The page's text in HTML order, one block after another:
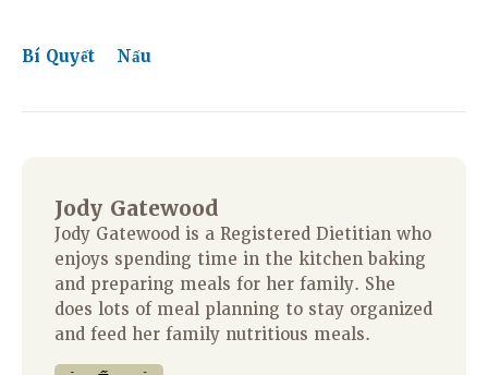
Bí Quyết Nấu
Jody Gatewood
Jody Gatewood is a Registered Dietitian who
enjoys spending time in the kitchen baking
and preparing meals for her family. She
does lots of meal planning to stay organized
and feed her family nutritious meals.